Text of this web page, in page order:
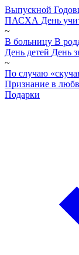
Выпускной
ПАСХА День
~
В больницу В
День детей День
~
По случаю
Признание в
Подарки